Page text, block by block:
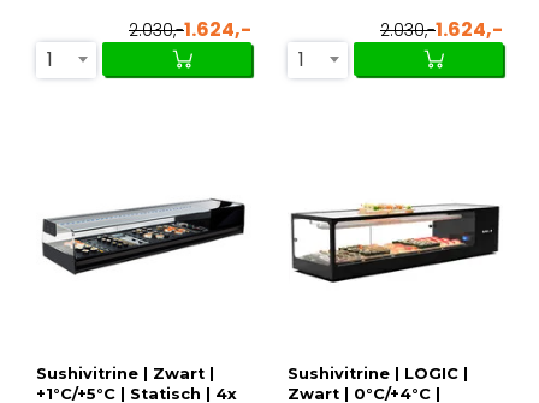
2.030,-1.624,-
1
2.030,-1.624,-
1
Sushivitrine | Zwart |
+1°C/+5°C | Statisch | 4x
Sushivitrine | LOGIC |
Zwart | 0°C/+4°C |